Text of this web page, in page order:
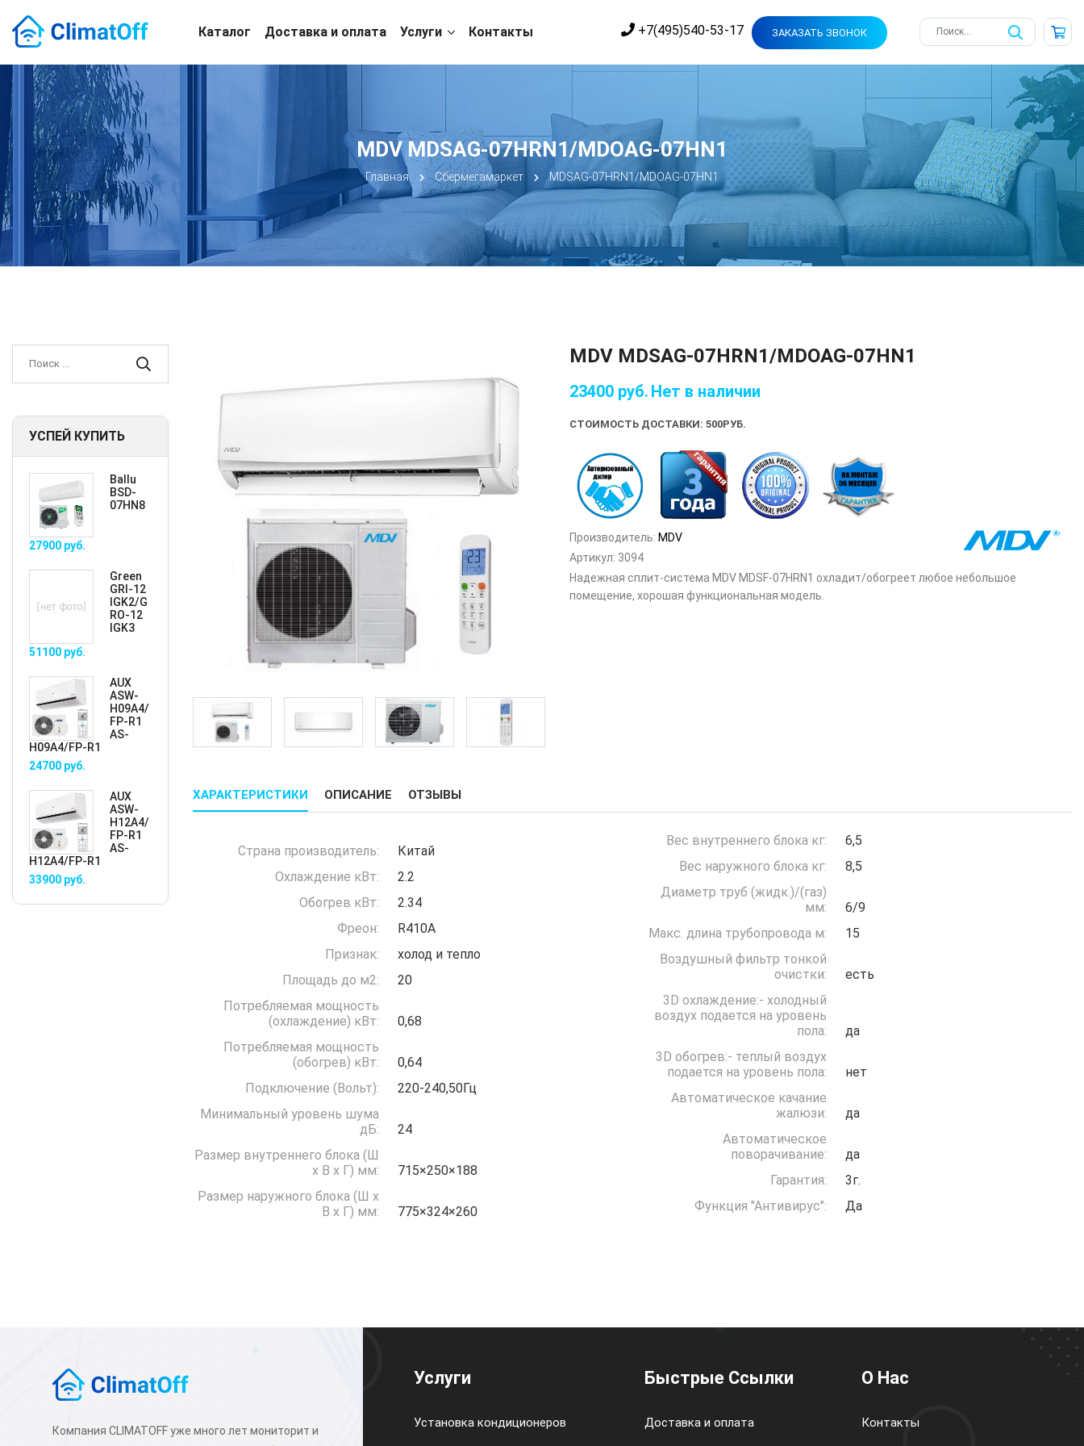
+7(495)540-53-17 ЗАКАЗАТЬ ЗВОНОК
Каталог Доставка и оплата Услуги Контакты
MDV MDSAG-07HRN1/MDOAG-07HN1
Главная Сбермегамаркет MDSAG-07HRN1/MDOAG-07HN1
УСПЕЙ КУПИТЬ
Ballu
BSD-
07HN8
27900 руб.
Green
GRI-12
IGK2/G
RO-12
IGK3
51100 руб.
AUX
ASW-
H09A4/
FP-R1
AS-
H09A4/FP-R1
24700 руб.
AUX
ASW-
H12A4/
FP-R1
AS-
H12A4/FP-R1
33900 руб.
MDV MDSAG-07HRN1/MDOAG-07HN1
23400 руб. Нет в наличии
СТОИМОСТЬ ДОСТАВКИ: 500РУБ.
Производитель: MDV
Артикул: 3094
Надежная сплит-система MDV MDSF-07HRN1 охладит/обогреет любое небольшое
помещение, хорошая функциональная модель.
ХАРАКТЕРИСТИКИ ОПИСАНИЕ ОТЗЫВЫ
Страна производитель:
Китай
Охлаждение кВт:
2.2
Обогрев кВт:
2.34
Фреон:
R410A
Признак:
холод и тепло
Площадь до м2:
20
Потребляемая мощность
(охлаждение) кВт:
0,68
Потребляемая мощность
(обогрев) кВт:
0,64
Подключение (Вольт):
220-240,50Гц
Минимальный уровень шума
дБ:
24
Размер внутреннего блока (Ш
x В x Г) мм:
715×250×188
Размер наружного блока (Ш x
В x Г) мм:
775×324×260
Вес внутреннего блока кг:
6,5
Вес наружного блока кг:
8,5
Диаметр труб (жидк.)/(газ)
мм:
6/9
Макс. длина трубопровода м:
15
Воздушный фильтр тонкой
очистки:
есть
3D охлаждение:- холодный
воздух подается на уровень
пола:
да
3D обогрев:- теплый воздух
подается на уровень пола:
нет
Автоматическое качание
жалюзи:
да
Автоматическое
поворачивание:
да
Гарантия:
3г.
Функция "Антивирус":
Да
Компания CLIMATOFF уже много лет мониторит и
Услуги
Установка кондиционеров
Быстрые Ссылки
Доставка и оплата
О Нас
Контакты